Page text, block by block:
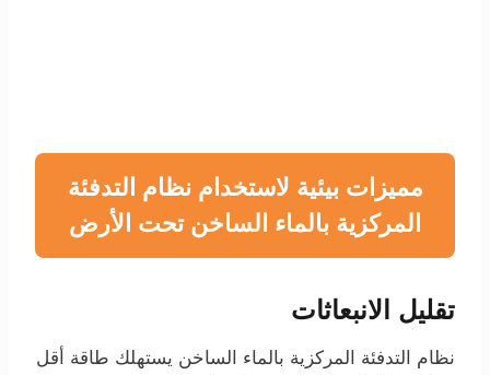
مميزات بيئية لاستخدام نظام التدفئة
المركزية بالماء الساخن تحت الأرض
تقليل الانبعاثات
نظام التدفئة المركزية بالماء الساخن يستهلك طاقة أقل